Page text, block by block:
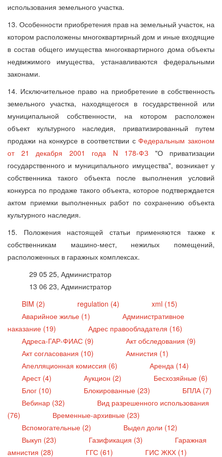
использования земельного участка.
13. Особенности приобретения прав на земельный участок, на
котором расположены многоквартирный дом и иные входящие
в состав общего имущества многоквартирного дома объекты
недвижимого имущества, устанавливаются федеральными
законами.
14. Исключительное право на приобретение в собственность
земельного участка, находящегося в государственной или
муниципальной собственности, на котором расположен
объект культурного наследия, приватизированный путем
продажи на конкурсе в соответствии сФедеральным законом
от 21 декабря 2001 года N 178-ФЗ "О приватизации
государственного и муниципального имущества", возникает у
собственника такого объекта после выполнения условий
конкурса по продаже такого объекта, которое подтверждается
актом приемки выполненных работ по сохранению объекта
культурного наследия.
15. Положения настоящей статьи применяются также к
собственникам машино-мест, нежилых помещений,
расположенных в гаражных комплексах.
29 05 25, Администратор
13 06 23, Администратор
BIM (2)
regulation (4)
xml (15)
Аварийное жилье (1)
Административное
наказание (19)
Адрес правообладателя (16)
Адреса-ГАР-ФИАС (9)
Акт обследования (9)
Акт согласования (10)
Амнистия (1)
Апелляционная комиссия (6)
Аренда (14)
Арест (4)
Аукцион (2)
Бесхозяйные (6)
Блог (10)
Блокированные (23)
БПЛА (7)
Вебинар (32)
Вид разрешенного использования
(76)
Временные-архивные (23)
Вспомогательные (2)
Выдел доли (12)
Выкуп (23)
Газификация (3)
Гаражная
амнистия (28)
ГГС (61) ГИС ЖКХ (1)